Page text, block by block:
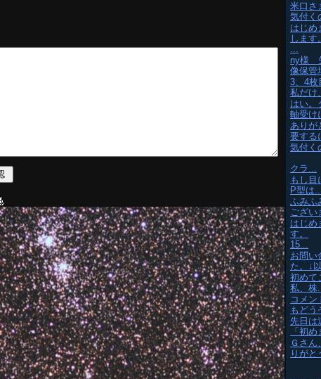
米口さ
気付く
はじめ
します。
...
ny様
像保管
3、4枚
私だけ
はい。
軸受け
ありが
要する
気付く
クラ...
もし目
P型は
ふみふ
ござい
はじめ
す。
15...
お問い
た。↓
初めて
私、株
コメン
もどう
先日は
「初
Ｇさ
りがと